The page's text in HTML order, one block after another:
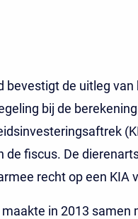
bevestigt de uitleg
bij de
de fiscus. De
recht op een KIA
in 2013 samen